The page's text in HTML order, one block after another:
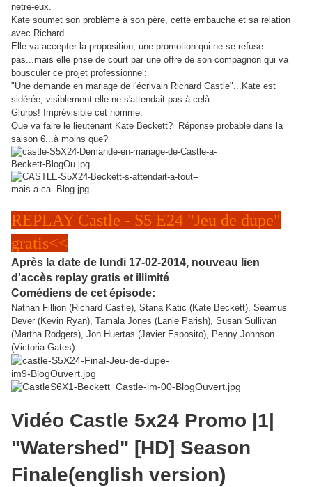
netre-eux.
Kate soumet son problème à son père, cette embauche et sa relation
avec Richard.
Elle va accepter la proposition, une promotion qui ne se refuse
pas...mais elle prise de court par une offre de son compagnon qui va
bousculer ce projet professionnel:
"Une demande en mariage de l'écrivain Richard Castle"...Kate est
sidérée, visiblement elle ne s'attendait pas à celà...
Glurps! Imprévisible cet homme.
Que va faire le lieutenant Kate Beckett? Réponse probable dans la
saison 6...à moins que?
REPLAY Castle - S5 E24 "Jeu de dupe"
gratis<<
Après la date de lundi 17-02-2014, nouveau lien
d'accès replay gratis et illimité
Comédiens de cet épisode:
Nathan Fillion (Richard Castle), Stana Katic (Kate Beckett), Seamus
Dever (Kevin Ryan), Tamala Jones (Lanie Parish), Susan Sullivan
(Martha Rodgers), Jon Huertas (Javier Esposito), Penny Johnson
(Victoria Gates)
Vidéo Castle 5x24 Promo |1|
"Watershed" [HD] Season
Finale(english version)